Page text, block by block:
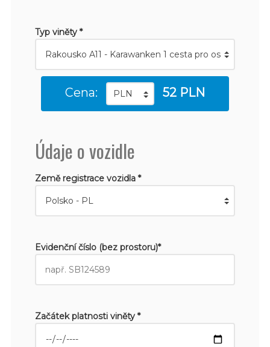
Typ viněty *
Cena: 52 PLN
Údaje o vozidle
Země registrace vozidla *
Evidenční číslo (bez prostoru)*
Začátek platnosti viněty *